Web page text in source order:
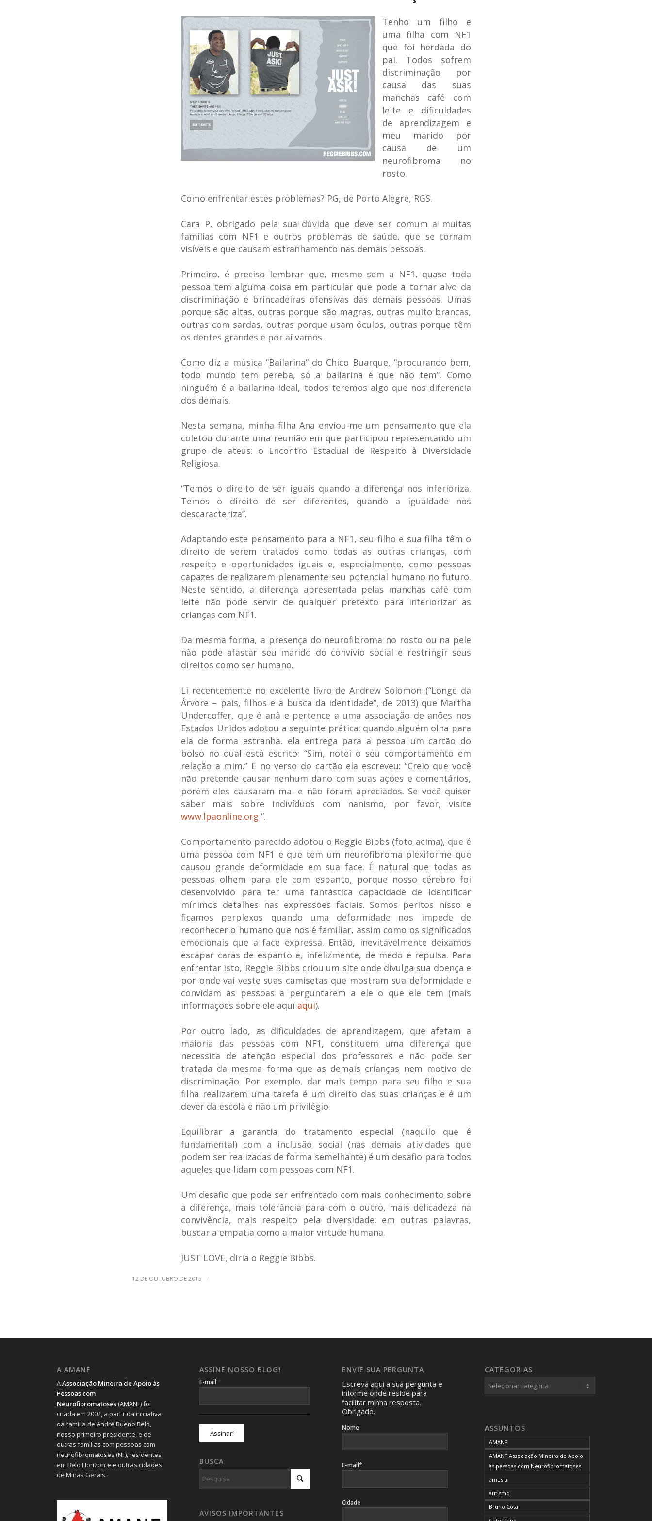
Tenho um filho e
uma filha com NF1
que foi herdada do
pai. Todos sofrem
discriminação por
causa das suas
manchas café com
leite e dificuldades
de aprendizagem e
meu marido por
causa de um
neurofibroma no
rosto.
Como enfrentar estes problemas? PG, de Porto Alegre, RGS.
Cara P, obrigado pela sua dúvida que deve ser comum a muitas
famílias com NF1 e outros problemas de saúde, que se tornam
visíveis e que causam estranhamento nas demais pessoas.
Primeiro, é preciso lembrar que, mesmo sem a NF1, quase toda
pessoa tem alguma coisa em particular que pode a tornar alvo da
discriminação e brincadeiras ofensivas das demais pessoas. Umas
porque são altas, outras porque são magras, outras muito brancas,
outras com sardas, outras porque usam óculos, outras porque têm
os dentes grandes e por aí vamos.
Como diz a música “Bailarina” do Chico Buarque, “procurando bem,
todo mundo tem pereba, só a bailarina é que não tem”. Como
ninguém é a bailarina ideal, todos teremos algo que nos diferencia
dos demais.
Nesta semana, minha filha Ana enviou-me um pensamento que ela
coletou durante uma reunião em que participou representando um
grupo de ateus: o Encontro Estadual de Respeito à Diversidade
Religiosa.
“Temos o direito de ser iguais quando a diferença nos inferioriza.
Temos o direito de ser diferentes, quando a igualdade nos
descaracteriza”.
Adaptando este pensamento para a NF1, seu filho e sua filha têm o
direito de serem tratados como todas as outras crianças, com
respeito e oportunidades iguais e, especialmente, como pessoas
capazes de realizarem plenamente seu potencial humano no futuro.
Neste sentido, a diferença apresentada pelas manchas café com
leite não pode servir de qualquer pretexto para inferiorizar as
crianças com NF1.
Da mesma forma, a presença do neurofibroma no rosto ou na pele
não pode afastar seu marido do convívio social e restringir seus
direitos como ser humano.
Li recentemente no excelente livro de Andrew Solomon (“Longe da
Árvore – pais, filhos e a busca da identidade”, de 2013) que Martha
Undercoffer, que é anã e pertence a uma associação de anões nos
Estados Unidos adotou a seguinte prática: quando alguém olha para
ela de forma estranha, ela entrega para a pessoa um cartão do
bolso no qual está escrito: “Sim, notei o seu comportamento em
relação a mim.” E no verso do cartão ela escreveu: “Creio que você
não pretende causar nenhum dano com suas ações e comentários,
porém eles causaram mal e não foram apreciados. Se você quiser
saber mais sobre indivíduos com nanismo, por favor, visite
www.lpaonline.org “.
Comportamento parecido adotou o Reggie Bibbs (foto acima), que é
uma pessoa com NF1 e que tem um neurofibroma plexiforme que
causou grande deformidade em sua face. É natural que todas as
pessoas olhem para ele com espanto, porque nosso cérebro foi
desenvolvido para ter uma fantástica capacidade de identificar
mínimos detalhes nas expressões faciais. Somos peritos nisso e
ficamos perplexos quando uma deformidade nos impede de
reconhecer o humano que nos é familiar, assim como os significados
emocionais que a face expressa. Então, inevitavelmente deixamos
escapar caras de espanto e, infelizmente, de medo e repulsa. Para
enfrentar isto, Reggie Bibbs criou um site onde divulga sua doença e
por onde vai veste suas camisetas que mostram sua deformidade e
convidam as pessoas a perguntarem a ele o que ele tem (mais
informações sobre ele aqui aqui).
Por outro lado, as dificuldades de aprendizagem, que afetam a
maioria das pessoas com NF1, constituem uma diferença que
necessita de atenção especial dos professores e não pode ser
tratada da mesma forma que as demais crianças nem motivo de
discriminação. Por exemplo, dar mais tempo para seu filho e sua
filha realizarem uma tarefa é um direito das suas crianças e é um
dever da escola e não um privilégio.
Equilibrar a garantia do tratamento especial (naquilo que é
fundamental) com a inclusão social (nas demais atividades que
podem ser realizadas de forma semelhante) é um desafio para todos
aqueles que lidam com pessoas com NF1.
Um desafio que pode ser enfrentado com mais conhecimento sobre
a diferença, mais tolerância para com o outro, mais delicadeza na
convivência, mais respeito pela diversidade: em outras palavras,
buscar a empatia como a maior virtude humana.
JUST LOVE, diria o Reggie Bibbs.
12 DE OUTUBRO DE 2015 /
A AMANF
AAssociação Mineira de Apoio às
Pessoas com
Neurofibromatoses (AMANF) foi
criada em 2002, a partir da iniciativa
da família de André Bueno Belo,
nosso primeiro presidente, e de
outras famílias com pessoas com
neurofibromatoses (NF), residentes
em Belo Horizonte e outras cidades
de Minas Gerais.
ASSINE NOSSO BLOG!
E-mail *
BUSCA
AVISOS IMPORTANTES
ENVIE SUA PERGUNTA
Escreva aqui a sua pergunta e
informe onde reside para
facilitar minha resposta.
Obrigado.
Nome
E-mail*
Cidade
CATEGORIAS
Categorias
ASSUNTOS
AMANF
AMANF Associação Mineira de Apoio
às pessoas com Neurofibromatoses
amusia
autismo
Bruno Cota